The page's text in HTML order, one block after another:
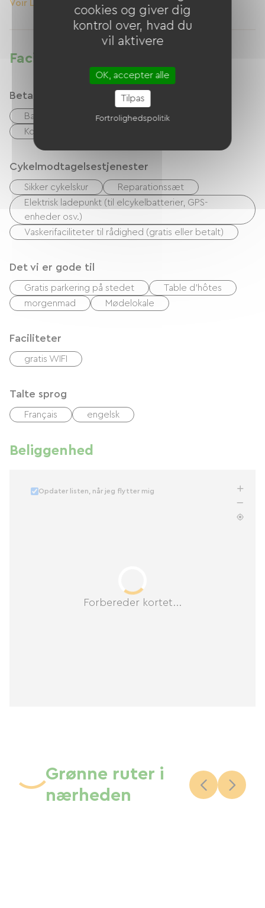
Voir Le Logement
Faciliteter
Betalingsmåder
Bank kort Overførsel
kontrol
Kontanter
Cykelmodtagelsestjenester
Sikker cykelskur
Reparationssæt
Elektrisk ladepunkt (til elcykelbatterier, GPS-
enheder osv.)
Vaskerifaciliteter til rådighed (gratis eller betalt)
Det vi er gode til
Gratis parkering på stedet
Table d'hôtes
morgenmad
Mødelokale
Faciliteter
gratis WIFI
Talte sprog
Français engelsk
Beliggenhed
Forbereder kortet...
Opdater listen, når jeg flytter mig
Grønne ruter i
nærheden
cookies og giver dig
kontrol over, hvad du
vil aktivere
OK, accepter alle
Tilpas
Fortrolighedspolitik